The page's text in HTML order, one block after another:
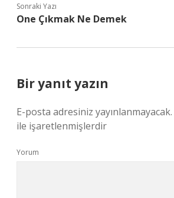
Sonraki Yazı
One Çıkmak Ne Demek
Bir yanıt yazın
E-posta adresiniz yayınlanmayacak.
ile işaretlenmişlerdir
Yorum